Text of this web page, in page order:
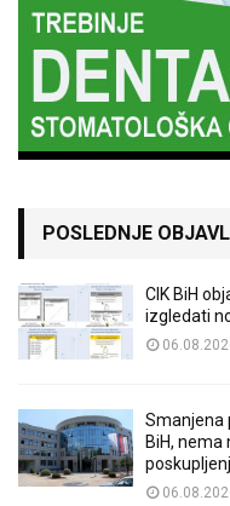
POSLEDNJE
CIK BiH
izgledati
Smanjena
BiH, nema